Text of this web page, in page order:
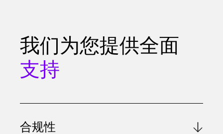
我们为您提供全面
支持
合规性